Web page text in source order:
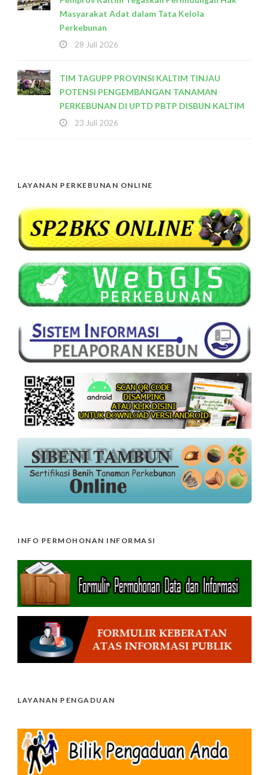
Masyarakat Adat dalam Tata Kelola
Perkebunan
28 Juli 2026
TIM TAGUPP PROVINSI KALTIM TINJAU
POTENSI PENGEMBANGAN TANAMAN
PERKEBUNAN DI UPTD PBTP DISBUN KALTIM
23 Juli 2026
LAYANAN PERKEBUNAN ONLINE
INFO PERMOHONAN INFORMASI
LAYANAN PENGADUAN